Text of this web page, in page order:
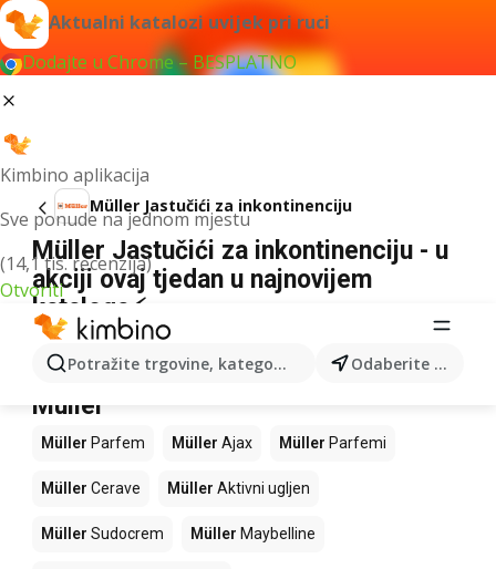
Aktualni katalozi uvijek pri ruci
Dodajte u Chrome – BESPLATNO
Kimbino aplikacija
Sve ponude na jednom mjestu
(14,1 tis. recenzija)
Otvoriti
Potražite trgovine, kategorije, proizvode... Odaberite grad
Müller Jastučići za inkontinenciju
Müller Jastučići za inkontinenciju - u
akciji ovaj tjedan u najnovijem
kataloga⚡
Nismo pronašli rezultate za taj izraz.
Slijedeći proizvodi u trgovinama
Müller
Müller Parfem Müller Ajax Müller Parfemi
Müller Cerave Müller Aktivni ugljen
Müller Sudocrem Müller Maybelline